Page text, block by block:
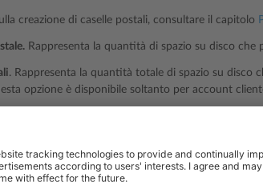
creazione di caselle postali, consultare il capitolo
Rappresenta la quantità di spazio su disco che
. Rappresenta la quantità totale di spazio su disco
opzione è disponibile soltanto per account
il numero totale di liste di posta che si possono
posta e gruppi di posta che servono allo stesso
Le liste di posta supportano l’archiviazione e la
usati per l’invio di un messaggio a diversi